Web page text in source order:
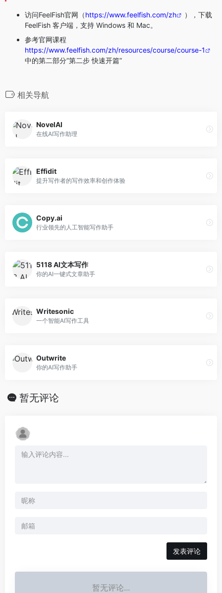
访问FeelFish官网（https://www.feelfish.com/zh
），下载
FeelFish 客户端，支持 Windows 和 Mac。
参考官网课程
https://www.feelfish.com/zh/resources/course/course-1
中的第二部分”第二步 快速开篇”
相关导航
NovelAI
在线AI写作助理
Effidit
提升写作者的写作效率和创作体验
Copy.ai
行业领先的人工智能写作助手
5118 AI文本写作
你的AI一键式文章助手
Writesonic
一个智能AI写作工具
Outwrite
你的AI写作助手
暂无评论
发表评论
暂无评论...